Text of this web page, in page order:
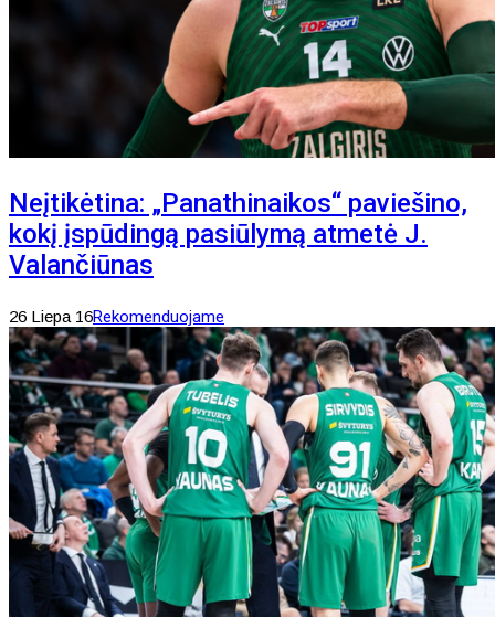
Neįtikėtina: „Panathinaikos“ paviešino,
kokį įspūdingą pasiūlymą atmetė J.
Valančiūnas
26 Liepa 16Rekomenduojame